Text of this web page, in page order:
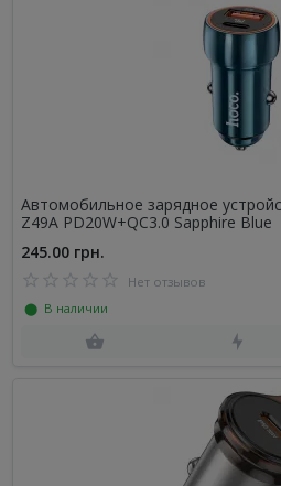
Автомобильное зарядное
Z49A PD20W+QC3.0 Sapphire Blue
245.00 грн.
Нет отзывов
⬤ В наличии